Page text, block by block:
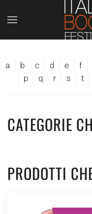
Skip to main
a b c d e f
p
q r s t
CATEGORIE
PRODOTTI